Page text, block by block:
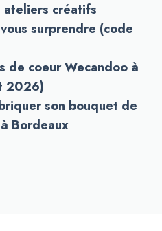
ateliers créatifs
surprendre (code
de coeur Wecandoo à
2026)
son bouquet de
Bordeaux